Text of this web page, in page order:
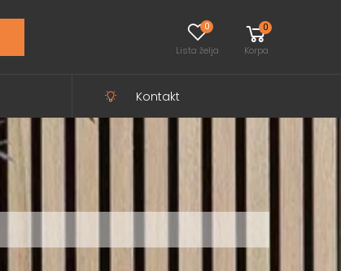
0
Lista želja
0
Korpa
Kontakt